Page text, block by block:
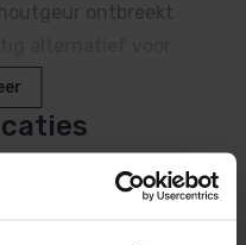
ontbreekt
structuur, zeer
noestvrij.